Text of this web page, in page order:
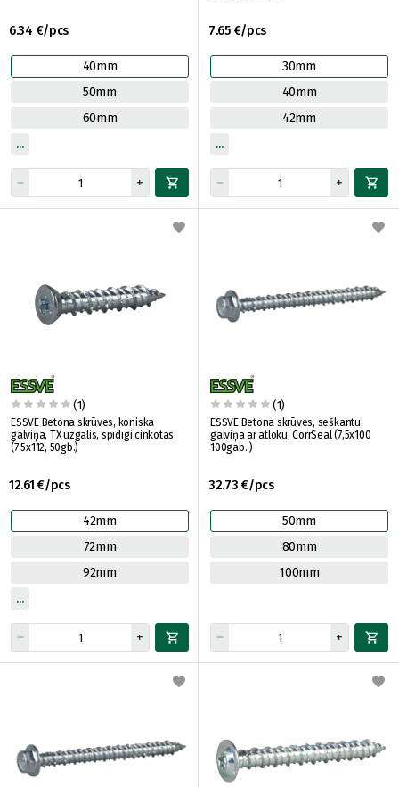
6.34 €/pcs
40mm
50mm
60mm
7.65 €/pcs
30mm
40mm
42mm
(1)
ESSVE Betona skrūves, koniska
galviņa, TX uzgalis, spīdīgi cinkotas
(7.5x112, 50gb.)
12.61 €/pcs
42mm
72mm
92mm
(1)
ESSVE Betona skrūves, seškantu
galviņa ar atloku, CorrSeal (7,5x100
100gab. )
32.73 €/pcs
50mm
80mm
100mm